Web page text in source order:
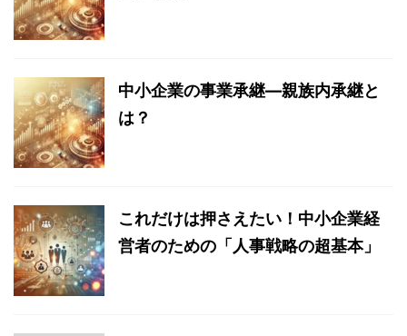
中小企業の事業承継―親族内承継と
は？
これだけは押さえたい！中小企業経
営者のための「人事戦略の超基本」